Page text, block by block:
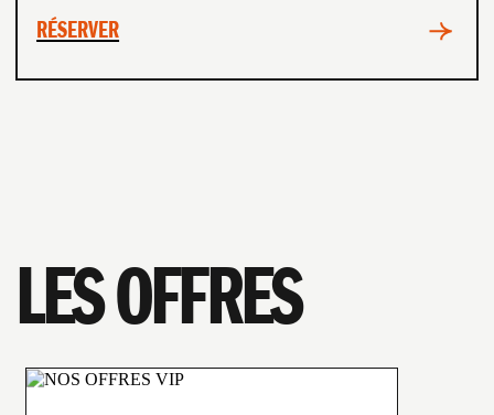
RÉSERVER
LES OFFRES